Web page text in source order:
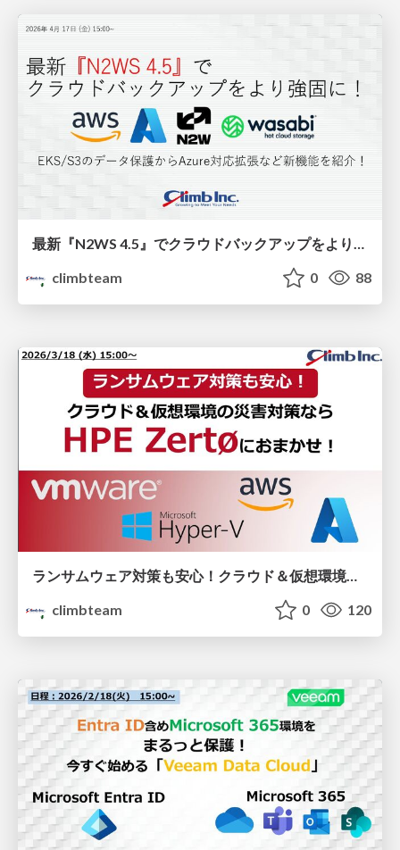
最新『N2WS 4.5』でクラウドバックアップをより強固に！EKS/S3のデータ保護からAzure対応拡張など新機能を紹介！
climbteam
0 88
ランサムウェア対策も安心！クラウド＆仮想環境の災害対策なら「HPE Zerto」におまかせ！
climbteam
0 120